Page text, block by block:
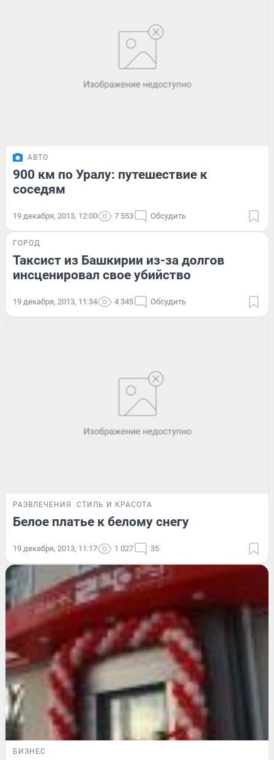
АВТО
900 км по Уралу: путешествие к
соседям
19 декабря, 2013, 12:00 7 553 Обсудить
ГОРОД
Таксист из Башкирии из-за долгов
инсценировал свое убийство
19 декабря, 2013, 11:34 4 345 Обсудить
РАЗВЛЕЧЕНИЯ СТИЛЬ И КРАСОТА
Белое платье к белому снегу
19 декабря, 2013, 11:17 1 027 35
БИЗНЕС